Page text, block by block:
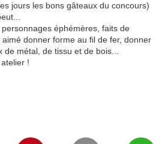
jours les bons gâteaux du concours)
éphémères, faits de
donner forme au fil de fer, donner
métal, de tissu et de bois...
!